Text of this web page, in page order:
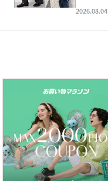
2026.08.04